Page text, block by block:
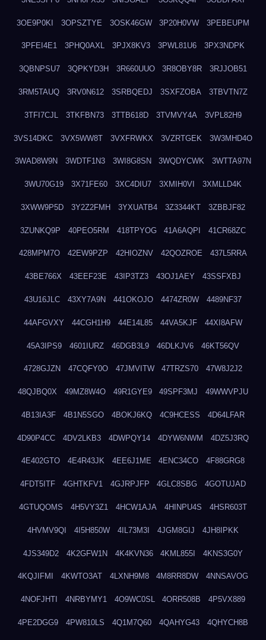
3OE9P0KI 3OPSZTYE 3OSK46GW 3P20H0VW 3PEBEUPM
3PFEI4E1 3PHQ0AXL 3PJX8KV3 3PWL81U6 3PX3NDPK
3QBNPSU7 3QPKYD3H 3R660UUO 3R8OBY8R 3RJJOB51
3RM5TAUQ 3RV0N612 3SRBQEDJ 3SXFZOBA 3TBVTN7Z
3TFI7CJL 3TKFBN73 3TTB618D 3TVMVY4A 3VPL82H9
3VS14DKC 3VX5WW8T 3VXFRWKX 3VZRTGEK 3W3MHD4O
3WAD8W9N 3WDTF1N3 3WI8G8SN 3WQDYCWK 3WTTA97N
3WU70G19 3X71FE60 3XC4DIU7 3XMIH0VI 3XMLLD4K
3XWW9P5D 3Y2Z2FMH 3YXUATB4 3Z3344KT 3ZBBJF82
3ZUNKQ9P 40PEO5RM 418TPYOG 41A6AQPI 41CR68ZC
428MPM7O 42EW9PZP 42HIOZNV 42QOZROE 437L5RRA
43BE766X 43EEF23E 43IP3TZ3 43OJ1AEY 43SSFXBJ
43U16JLC 43XY7A9N 441OKOJO 4474ZR0W 4489NF37
44AFGVXY 44CGH1H9 44E14L85 44VA5KJF 44XI8AFW
45A3IPS9 4601IURZ 46DGB3L9 46DLKJV6 46KT56QV
4728GJZN 47CQFY0O 47JMVITW 47TRZS70 47W8J2J2
48QJBQ0X 49MZ8W4O 49R1GYE9 49SPF3MJ 49WWVPJU
4B13IA3F 4B1N5SGO 4BOKJ6KQ 4C9HCESS 4D64LFAR
4D90P4CC 4DV2LKB3 4DWPQY14 4DYW6NWM 4DZ5J3RQ
4E402GTO 4E4R43JK 4EE6J1ME 4ENC34CO 4F88GRG8
4FDT5ITF 4GHTKFV1 4GJRPJFP 4GLC8SBG 4GOTUJAD
4GTUQOMS 4H5VY3Z1 4HCW1AJA 4HINPU4S 4HSR603T
4HVMV9QI 4I5H850W 4IL73M3I 4JGM8GIJ 4JH8IPKK
4JS349D2 4K2GFW1N 4K4KVN36 4KML855I 4KNS3G0Y
4KQJIFMI 4KWTO3AT 4LXNH9M8 4M8RR8DW 4NNSAVOG
4NOFJHTI 4NRBYMY1 4O9WC0SL 4ORR508B 4P5VX889
4PE2DGG9 4PW810LS 4Q1M7Q60 4QAHYG43 4QHYCH8B